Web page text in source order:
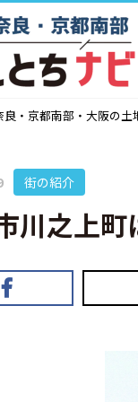
良・京都南部・大阪の土
街の紹介
川之上